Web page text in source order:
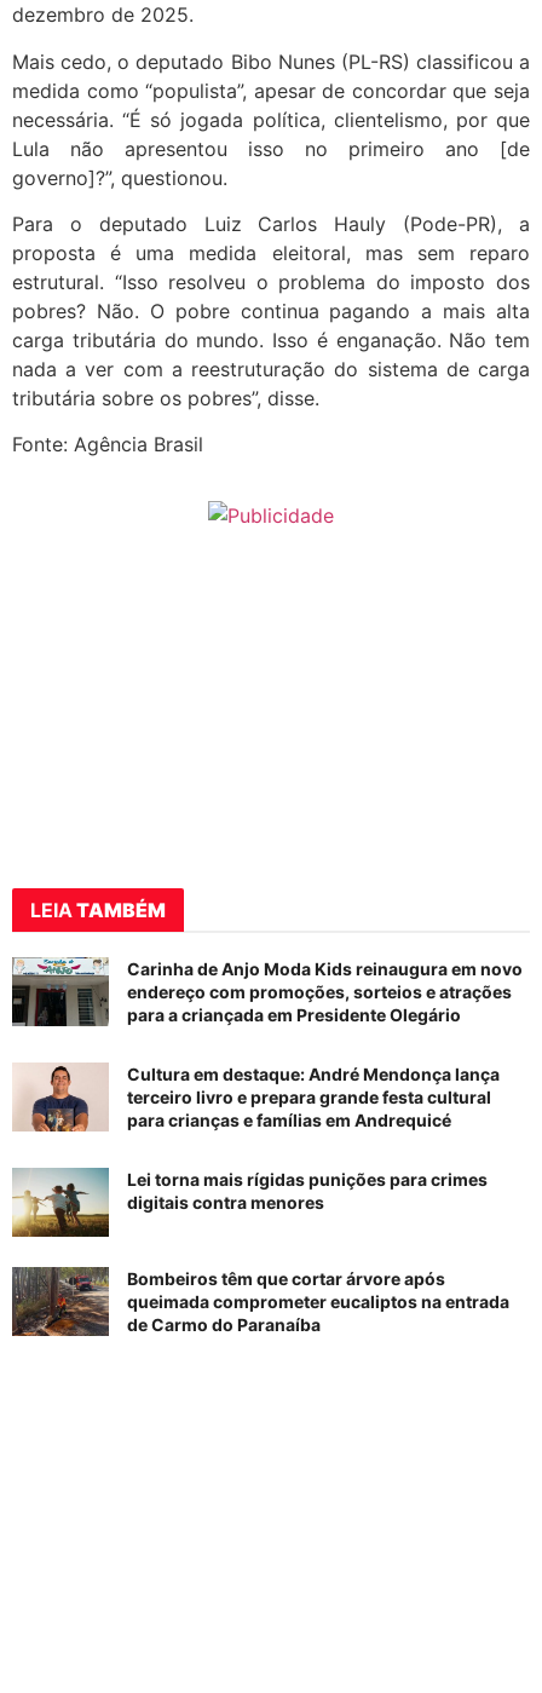
dezembro de 2025.
Mais cedo, o deputado Bibo Nunes (PL-RS) classificou a
medida como “populista”, apesar de concordar que seja
necessária. “É só jogada política, clientelismo, por que
Lula não apresentou isso no primeiro ano [de
governo]?”, questionou.
Para o deputado Luiz Carlos Hauly (Pode-PR), a
proposta é uma medida eleitoral, mas sem reparo
estrutural. “Isso resolveu o problema do imposto dos
pobres? Não. O pobre continua pagando a mais alta
carga tributária do mundo. Isso é enganação. Não tem
nada a ver com a reestruturação do sistema de carga
tributária sobre os pobres”, disse.
Fonte: Agência Brasil
LEIA TAMBÉM
Carinha de Anjo Moda Kids reinaugura em novo
endereço com promoções, sorteios e atrações
para a criançada em Presidente Olegário
Cultura em destaque: André Mendonça lança
terceiro livro e prepara grande festa cultural
para crianças e famílias em Andrequicé
Lei torna mais rígidas punições para crimes
digitais contra menores
Bombeiros têm que cortar árvore após
queimada comprometer eucaliptos na entrada
de Carmo do Paranaíba